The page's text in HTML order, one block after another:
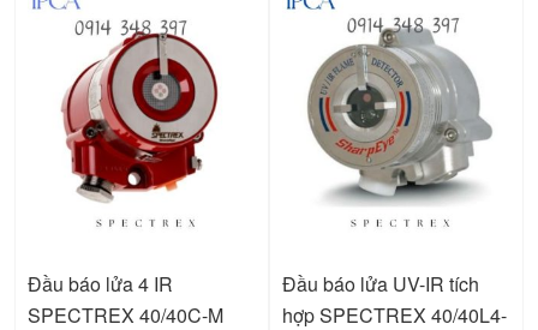
Đầu báo lửa 4 IR
SPECTREX 40/40C-M
Đầu báo lửa UV-IR tích
hợp SPECTREX 40/40L4-